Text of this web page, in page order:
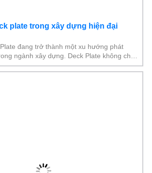
plate trong xây dựng hiện đại
đang trở thành một xu hướng phát
ngành xây dựng. Deck Plate không chỉ
trình thi công